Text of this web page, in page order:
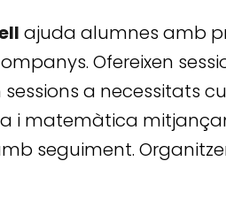
ajuda alumnes amb
Ofereixen
a necessitats
i matemàtica
seguiment.